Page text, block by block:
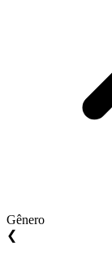
Gênero
❮